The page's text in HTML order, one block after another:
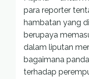
para reporter
hambatan yang
berupaya
dalam liputan
bagaimana
terhadap